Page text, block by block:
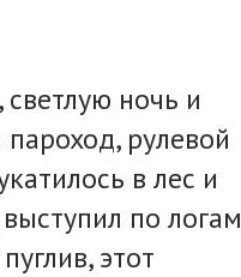
ночь и
рулевой
в лес и
по логам
этот